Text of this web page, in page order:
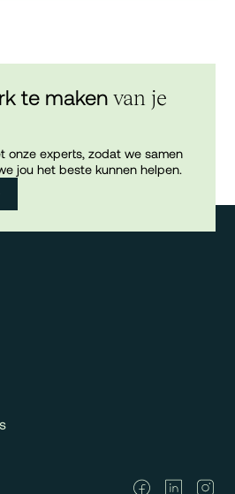
te makenvan je
onze experts, zodat we samen
jou het beste kunnen helpen.